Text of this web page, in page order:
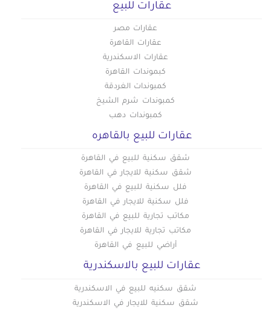
عقارات للبيع
عقارات مصر
عقارات القاهرة
عقارات الاسكندرية
كبموندات القاهرة
كمبوندات الغردقة
كمبوندات شرم الشيخ
كمبوندات دهب
عقارات للبيع بالقاهره
شقق سكنية للبيع في القاهرة
شقق سكنية للايجار في القاهرة
فلل سكنية للبيع في القاهرة
فلل سكنية للايجار في القاهرة
مكاتب تجارية للبيع في القاهرة
مكاتب تجارية للايجار في القاهرة
أراضي للبيع في القاهرة
عقارات للبيع بالاسكندرية
شقق سكنيه للبيع في الاسكندرية
شقق سكنية للايجار في الاسكندرية